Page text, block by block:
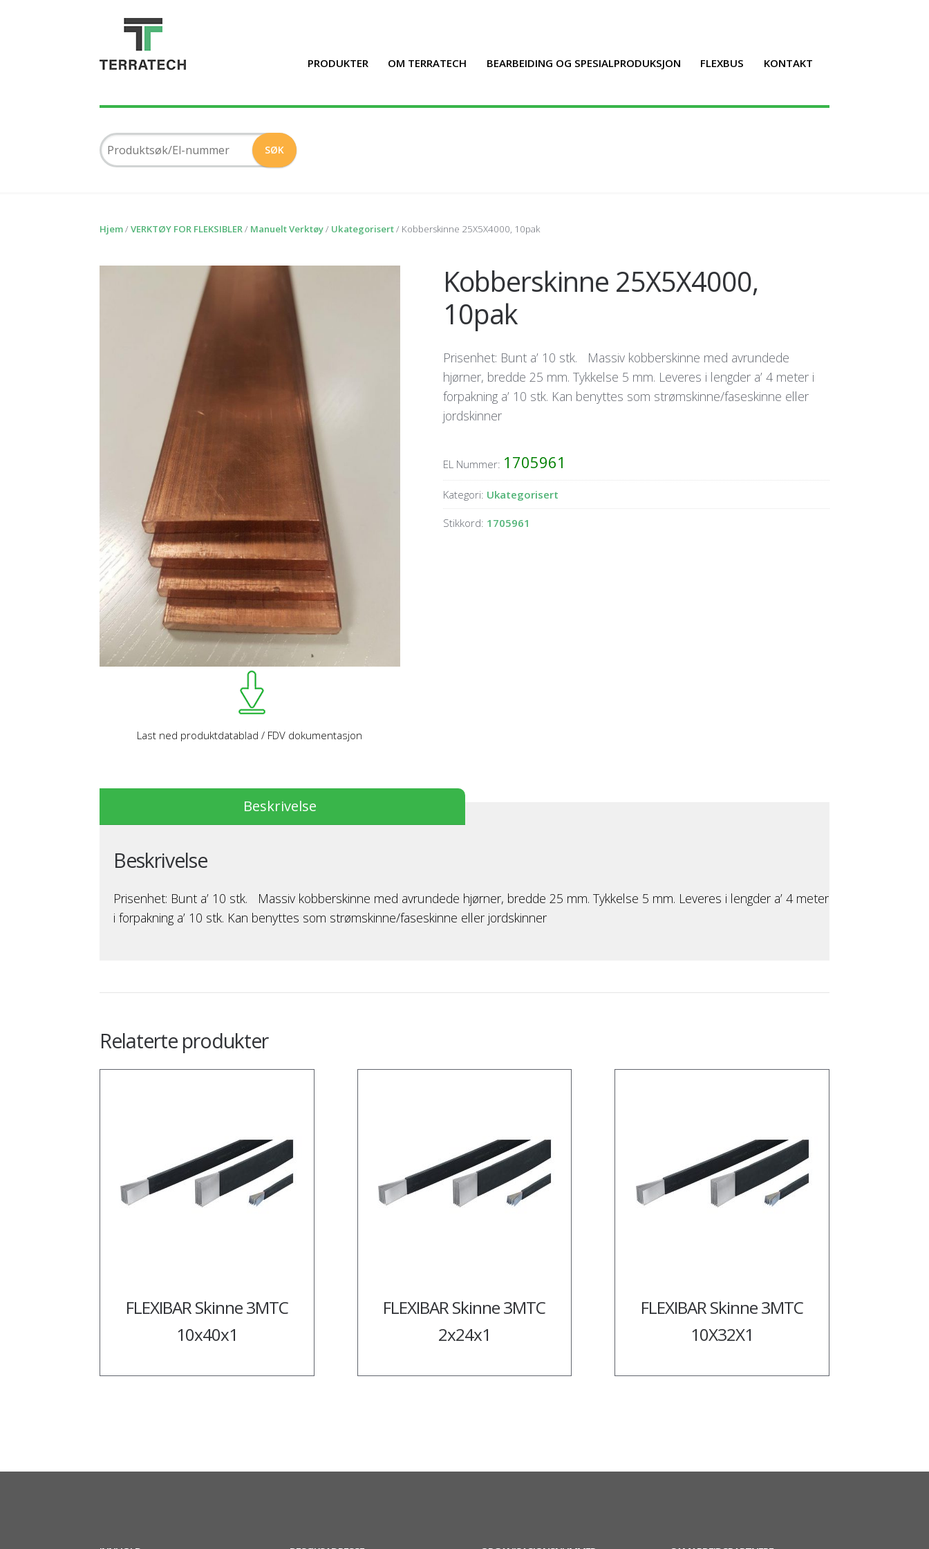
PRODUKTER OM TERRATECH BEARBEIDING OG SPESIALPRODUKSJON FLEXBUS KONTAKT
Hjem/ VERKTØY FOR FLEKSIBLER / Manuelt Verktøy/ Ukategorisert/ Kobberskinne 25X5X4000, 10pak
Last ned produktdatablad / FDV dokumentasjon
Kobberskinne 25X5X4000,
10pak
Prisenhet: Bunt a’ 10 stk. Massiv kobberskinne med avrundede
hjørner, bredde 25 mm. Tykkelse 5 mm. Leveres i lengder a’ 4 meter i
forpakning a’ 10 stk. Kan benyttes som strømskinne/faseskinne eller
jordskinner
EL Nummer: 1705961
Kategori: Ukategorisert
Stikkord: 1705961
Beskrivelse
Beskrivelse
Prisenhet: Bunt a’ 10 stk. Massiv kobberskinne med avrundede hjørner, bredde 25 mm. Tykkelse 5 mm. Leveres i lengder a’ 4 meter
i forpakning a’ 10 stk. Kan benyttes som strømskinne/faseskinne eller jordskinner
Relaterte produkter
FLEXIBAR Skinne 3MTC
10x40x1
FLEXIBAR Skinne 3MTC
2x24x1
FLEXIBAR Skinne 3MTC
10X32X1